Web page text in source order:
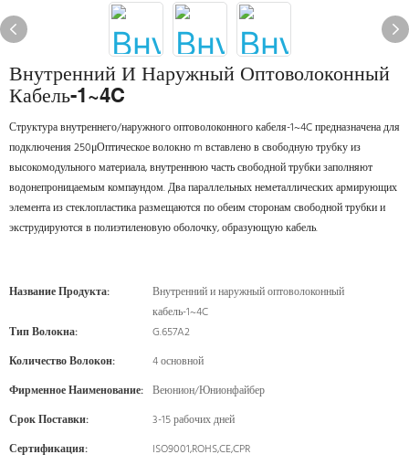
Внутренний И Наружный Оптоволоконный
Кабель-1~4C
Структура внутреннего/наружного оптоволоконного кабеля-1~4C предназначена для
подключения 250μОптическое волокно m вставлено в свободную трубку из
высокомодульного материала, внутреннюю часть свободной трубки заполняют
водонепроницаемым компаундом. Два параллельных неметаллических армирующих
элемента из стеклопластика размещаются по обеим сторонам свободной трубки и
экструдируются в полиэтиленовую оболочку, образующую кабель.
Название Продукта:
Внутренний и наружный оптоволоконный
кабель-1~4C
Тип Волокна:
G.657A2
Количество Волокон:
4 основной
Фирменное Наименование: Веюнион/Юнионфайбер
Срок Поставки:
3-15 рабочих дней
Сертификация:
ISO9001,ROHS,CE,CPR